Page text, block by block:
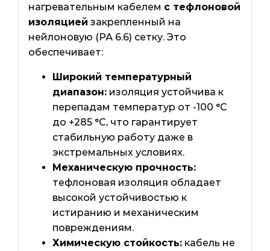
нагревательным кабелем с тефлоновой
изоляцией закрепленный на
нейлоновую (РА 6.6) сетку. Это
обеспечивает:
Широкий температурный
диапазон:изоляция устойчива к
перепадам температур от -100 °C
до +285 °C, что гарантирует
стабильную работу даже в
экстремальных условиях.
Механическую прочность:
тефлоновая изоляция обладает
высокой устойчивостью к
истиранию и механическим
повреждениям.
Химическую стойкость:кабель не